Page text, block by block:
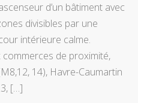
d’un bâtiment avec
divisibles par une
intérieure calme.
de proximité,
14), Havre-Caumartin
[…]